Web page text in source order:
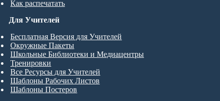
Как распечатать
Для Учителей
Бесплатная Версия для Учителей
Окружные Пакеты
Школьные Библиотеки и Медиацентры
Тренировки
Все Ресурсы для Учителей
Шаблоны Рабочих Листов
Шаблоны Постеров